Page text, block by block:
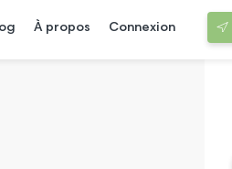
À propos Connexion